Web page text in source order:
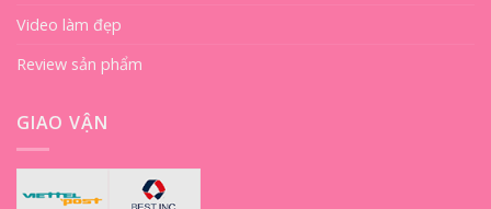
Video làm đẹp
Review sản phẩm
GIAO VẬN